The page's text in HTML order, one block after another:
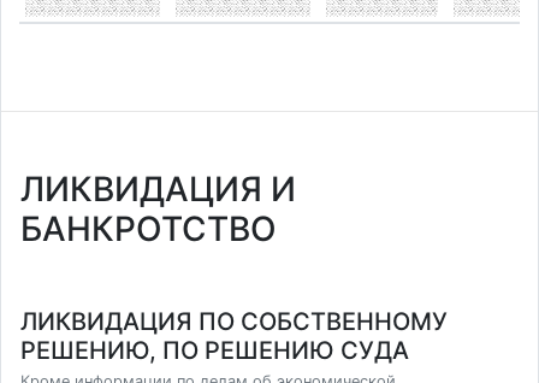
ЛИКВИДАЦИЯ И
БАНКРОТСТВО
ЛИКВИДАЦИЯ ПО СОБСТВЕННОМУ
РЕШЕНИЮ, ПО РЕШЕНИЮ СУДА